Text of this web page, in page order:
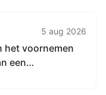
5 aug 2026
het voornemen
een